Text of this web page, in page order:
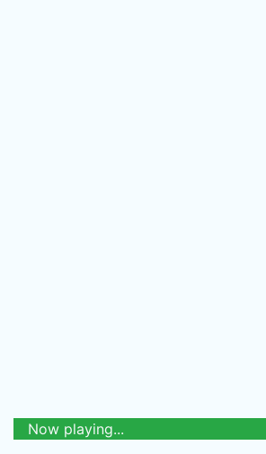
Now playing...